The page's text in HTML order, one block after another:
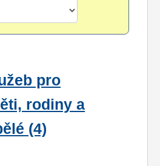
pro
rodiny a
(4)